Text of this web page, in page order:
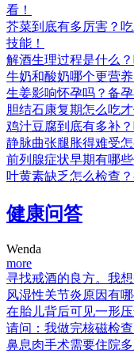
看！
芥菜到底有多厉害？
技能！
解酒生理过程是什么
牛奶和酸奶哪个更营
生姜影响怀孕吗？备
胆结石康复期怎么吃
鸡汁豆腐到底有多补？
静脉曲张腿胀得难受
前列腺症状早期有哪
叶黄素缺乏怎么检查
健康问答
Wenda
more
寻找戒酒的良方。我
风湿性关节炎原因有哪
在胎儿背后可见一形
请问：我做完核磁检
鼻息肉手术需要住院多